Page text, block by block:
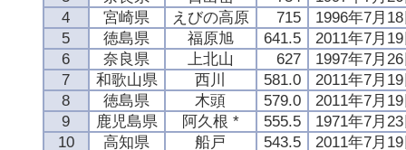
4
宮崎県 えびの高原 715
1996年7月
5
徳島県 福原旭 641.5
2011年7月
6
奈良県 上北山 627
1997年7月
7
和歌山県 西川 581.0
2011年7月
8
徳島県 木頭 579.0
2011年7月
9
鹿児島県 阿久根 * 555.5
1971年7月
10
高知県 船戸 543.5
2011年7月